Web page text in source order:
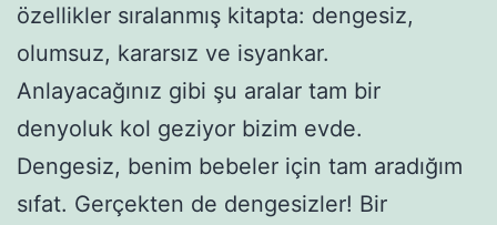
özellikler sıralanmış kitapta: dengesiz,
olumsuz, kararsız ve isyankar.
Anlayacağınız gibi şu aralar tam bir
denyoluk kol geziyor bizim evde.
Dengesiz, benim bebeler için tam aradığım
sıfat. Gerçekten de dengesizler! Bir